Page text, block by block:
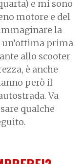
e mi sono
motore e del
la
un’ottima prima
allo scooter
è anche
però il
Va
qualche